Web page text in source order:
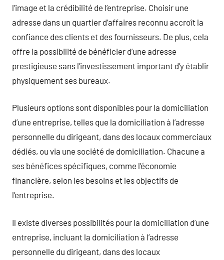
l’image et la crédibilité de l’entreprise. Choisir une
adresse dans un quartier d’affaires reconnu accroît la
confiance des clients et des fournisseurs. De plus, cela
offre la possibilité de bénéficier d’une adresse
prestigieuse sans l’investissement important d’y établir
physiquement ses bureaux.
Plusieurs options sont disponibles pour la domiciliation
d’une entreprise, telles que la domiciliation à l’adresse
personnelle du dirigeant, dans des locaux commerciaux
dédiés, ou via une société de domiciliation. Chacune a
ses bénéfices spécifiques, comme l’économie
financière, selon les besoins et les objectifs de
l’entreprise.
Il existe diverses possibilités pour la domiciliation d’une
entreprise, incluant la domiciliation à l’adresse
personnelle du dirigeant, dans des locaux